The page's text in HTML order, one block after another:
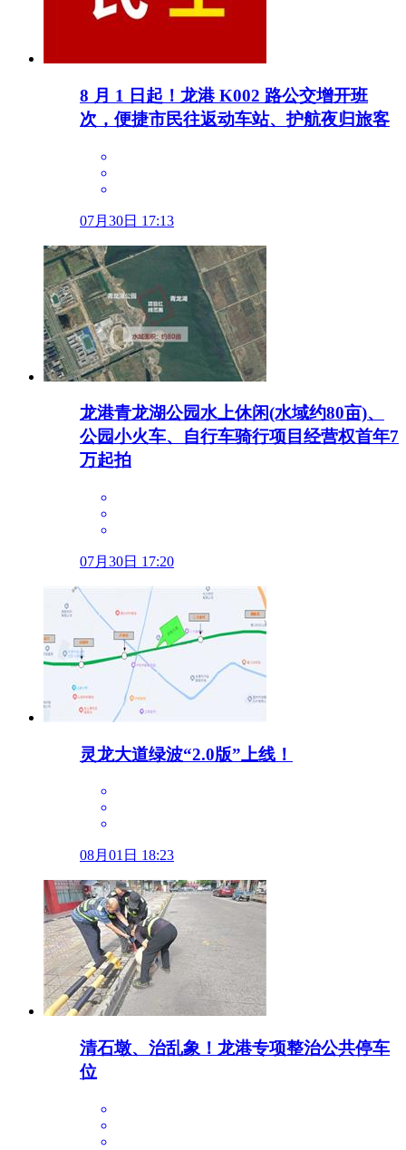
8 月 1 日起！龙港 K002 路公交增开班
次，便捷市民往返动车站、护航夜归旅客
07月30日 17:13
龙港青龙湖公园水上休闲(水域约80亩)、
公园小火车、自行车骑行项目经营权首年7
万起拍
07月30日 17:20
灵龙大道绿波“2.0版”上线！
08月01日 18:23
清石墩、治乱象！龙港专项整治公共停车
位